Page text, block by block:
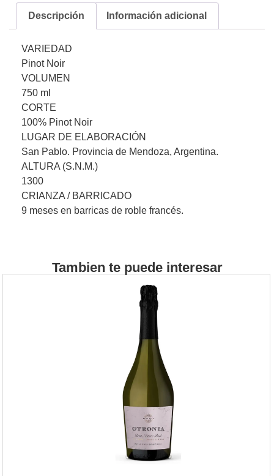
Descripción Información adicional
VARIEDAD
Pinot Noir
VOLUMEN
750 ml
CORTE
100% Pinot Noir
LUGAR DE ELABORACIÓN
San Pablo. Provincia de Mendoza, Argentina.
ALTURA (S.N.M.)
1300
CRIANZA / BARRICADO
9 meses en barricas de roble francés.
Tambien te puede interesar